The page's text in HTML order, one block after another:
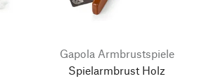
Gapola Armbrustspiele
Spielarmbrust Holz